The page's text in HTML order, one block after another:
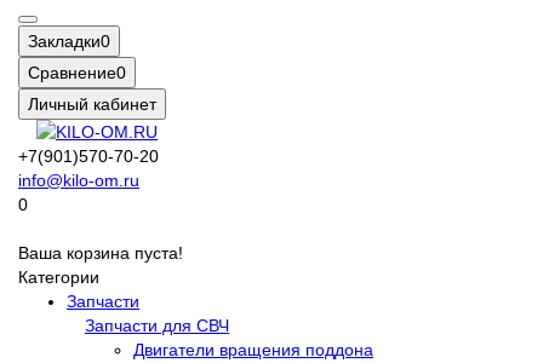
Закладки0
Сравнение0
Личный кабинет
+7(901)570-70-20
info@kilo-om.ru
0
Ваша корзина пуста!
Категории
Запчасти
Запчасти для СВЧ
Двигатели вращения поддона